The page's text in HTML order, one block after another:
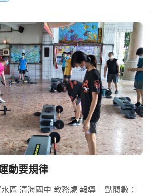
動要規律
區 清海國中 教務處 報導
點閱數：